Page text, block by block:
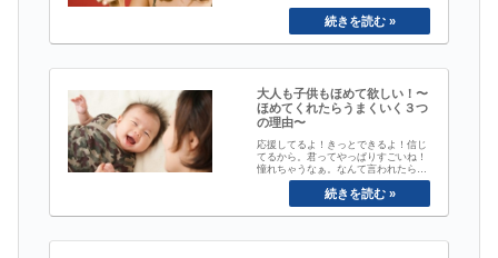
しだけ考えてみてください。例えば、
自分の考えを理解して貰いたくて一生
懸命に話したのに、相手が考え方を変
えなくて、不満を感じたことはありま
てくれてホッと...
大人も子供もほめて欲しい！〜
ほめてくれたらうまくいく３つ
の理由〜
応援してるよ！きっとできるよ！信じ
てるから。君ってやっぱりすごいね！
憧れちゃうなぁ。なんて言われたらだ
れでも、嬉しくなったり、頑張ってみ
ようかな、、、っという気持ちになり
ますよね。私たちのやる気の源、プラ
スのエネルギーの源は至ってシンプル
してもらうこと。自分の行為行動を認